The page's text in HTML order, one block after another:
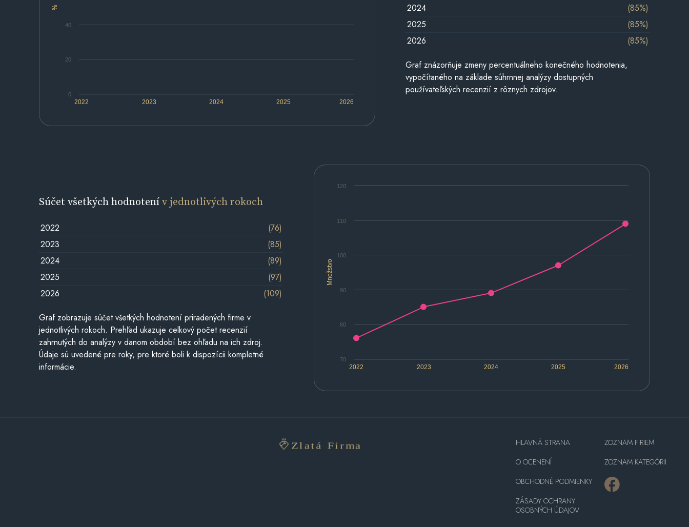
%
2022 2023 2024 2025 2026
0
20
40
2024
(85%)
2025
(85%)
2026
(85%)
Graf znázorňuje zmeny percentuálneho konečného hodnotenia,
vypočítaného na základe súhrnnej analýzy dostupných
používateľských recenzií z rôznych zdrojov.
Množstvo
2022 2023 2024 2025 2026
70
80
90
100
110
120
Súčet všetkých hodnotenív jednotlivých rokoch
2022
(76)
2023
(85)
2024
(89)
2025
(97)
2026
(109)
Graf zobrazuje súčet všetkých hodnotení priradených firme v
jednotlivých rokoch. Prehľad ukazuje celkový počet recenzií
zahrnutých do analýzy v danom období bez ohľadu na ich zdroj.
Údaje sú uvedené pre roky, pre ktoré boli k dispozícii kompletné
informácie.
HLAVNÁ STRANA
O OCENENÍ
OBCHODNÉ PODMIENKY
ZÁSADY OCHRANY
OSOBNÝCH ÚDAJOV
ZOZNAM FIRIEM
ZOZNAM KATEGÓRII